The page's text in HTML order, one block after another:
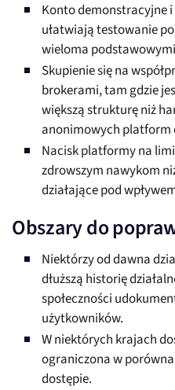
Konto demonstracyjne
ułatwiają testowanie
wieloma
Skupienie się na
brokerami, tam gdzie
większą strukturę niż
anonimowych platform
Nacisk platformy na
zdrowszym nawykom
działające pod
Obszary do
Niektórzy od dawna
dłuższą historię
społeczności
użytkowników.
W niektórych krajach
ograniczona w
dostępie.